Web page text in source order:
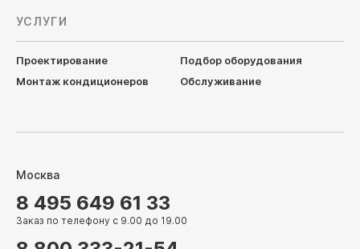
УСЛУГИ
Проектирование
Подбор оборудования
Монтаж кондиционеров
Обслуживание
Москва
8 495 649 61 33
Заказ по телефону с 9.00 до 19.00